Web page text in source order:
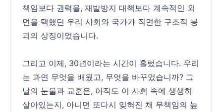
책임보다 권력을, 재발방지 대책보다 계속적인 외
면을 택했던 우리 사회와 국가가 직면한 구조적 붕
괴의 상징이었습니다.
그리고 이제, 30년이라는 시간이 흘렀습니다. 우리
는 과연 무엇을 배웠고, 무엇을 바꾸었습니까? 그
날의 눈물과 교훈은, 아직도 이 사회 속에 생생히
살아있는지, 아니면 또다시 잊혀진 채 무책임의 늪